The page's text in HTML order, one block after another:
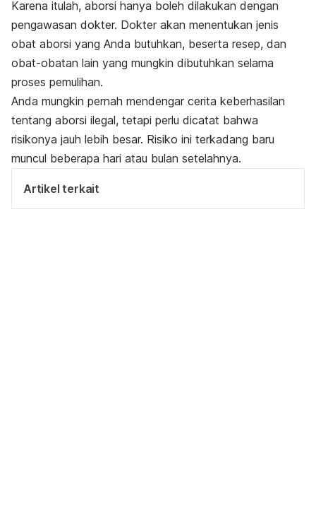
Karena itulah, aborsi hanya boleh dilakukan dengan
pengawasan dokter. Dokter akan menentukan jenis
obat aborsi yang Anda butuhkan, beserta resep, dan
obat-obatan lain yang mungkin dibutuhkan selama
proses pemulihan.
Anda mungkin pernah mendengar cerita keberhasilan
tentang aborsi ilegal, tetapi perlu dicatat bahwa
risikonya jauh lebih besar. Risiko ini terkadang baru
muncul beberapa hari atau bulan setelahnya.
Artikel terkait